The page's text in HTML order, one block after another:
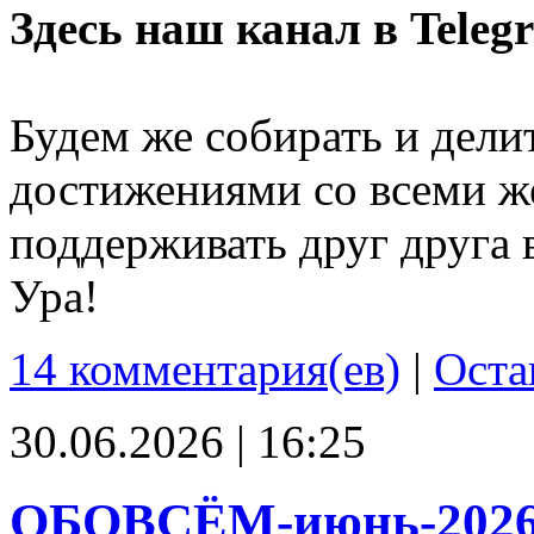
Здесь наш канал в
Будем же собирать и
достижениями со всеми
поддерживать друг
Ура!
14 комментария(ев) |
30.06.2026 | 16:25
ОБОВСЁМ-июнь-